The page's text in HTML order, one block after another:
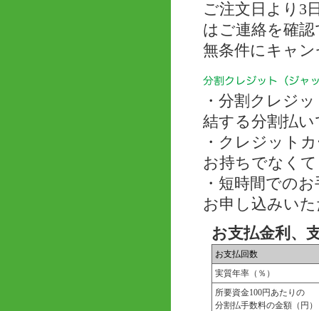
ご注文日より3
はご連絡を確
無条件にキャ
・分割クレジ
結する分割払い
・クレジット
お持ちでなく
・短時間での
お申し込みい
お支払金利、
お支払回数
実質年率（％）
所要資金100円あたりの
分割払手数料の金額（円）